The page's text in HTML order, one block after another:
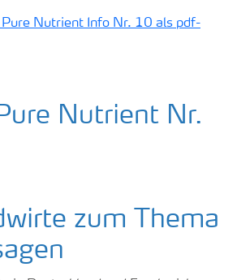
Pure Nutrient Info Nr. 10 als pdf-
zum Thema